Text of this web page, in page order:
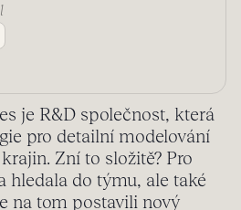
je R&D společnost, která
pro detailní modelování
Zní to složitě? Pro
hledala do týmu, ale také
na tom postavili nový